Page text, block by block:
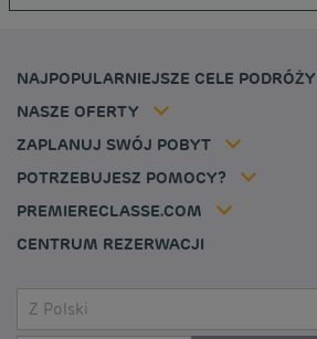
NAJPOPULARNIEJSZE CELE PODRÓŻY
Tanie hotele Belgia
NASZE OFERTY
Stawka członkowska
ZAPLANUJ SWÓJ POBYT
POTRZEBUJESZ POMOCY?
PREMIERECLASSE.COM
Tax policy
Kariera
Louvre Hotels Group
CENTRUM REZERWACJI
Z Polski